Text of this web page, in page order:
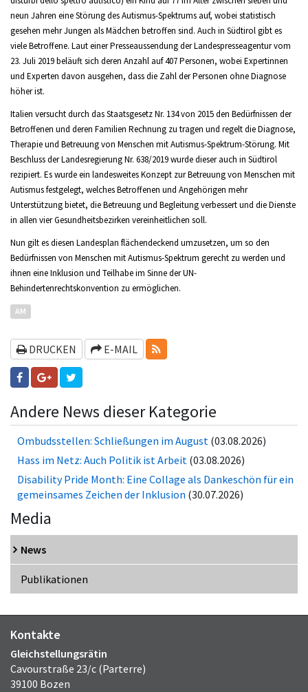
neun Jahren eine Störung des Autismus-Spektrums auf, wobei statistisch
gesehen mehr Jungen als Mädchen betroffen sind. Auch in Südtirol gibt es
viele Betroffene. Laut einer Presseaussendung der Landespresseagentur vom
23. Juli 2019 beläuft sich deren Anzahl auf 407 Personen, wobei Expertinnen
und Experten davon ausgehen, dass die Zahl der Personen ohne Diagnose
höher ist.
Italien versucht durch das Staatsgesetz Nr. 134 von 2015 den Bedürfnissen der
Betroffenen und deren Familien Rechnung zu tragen und regelt die Diagnose,
Therapie und Betreuung von Menschen mit Autismus-Spektrum-Störung. Mit
Beschluss der Landesregierung Nr. 638/2019 wurde dieser auch in Südtirol
rezipiert. Es wurde ein landesweites Konzept zur Betreuung von Menschen mit
Autismus festgelegt, welches Betroffenen und Angehörigen mehr
Unterstützung bietet, die Betreuung und Begleitung verbessert und die Dienste
in allen vier Gesundheitsbezirken vereinheitlichen soll.
Nun gilt es diesen Landesplan flächendeckend umzusetzen, um so den
Bedürfnissen von Menschen mit Autismus-Spektrum gerecht zu werden und
ihnen eine Inklusion und Teilhabe im Sinne der UN-
Behindertenrechtskonvention zu ermöglichen.
AM
DRUCKEN E-MAIL RSS-FEEDS
Andere News dieser Kategorie
Ombudsstellen: Schließungen im August (03.08.2026)
Hass im Netz: Auch Politik ist Arbeit (03.08.2026)
Disability Pride Month: Eine Collage als Dankeschön für ein
gemeinsames Zeichen der Inklusion (30.07.2026)
Media
News
Publikationen
Kontakte
Gleichstellungsrätin
Cavourstraße 23/c (Parterre)
39100 Bozen